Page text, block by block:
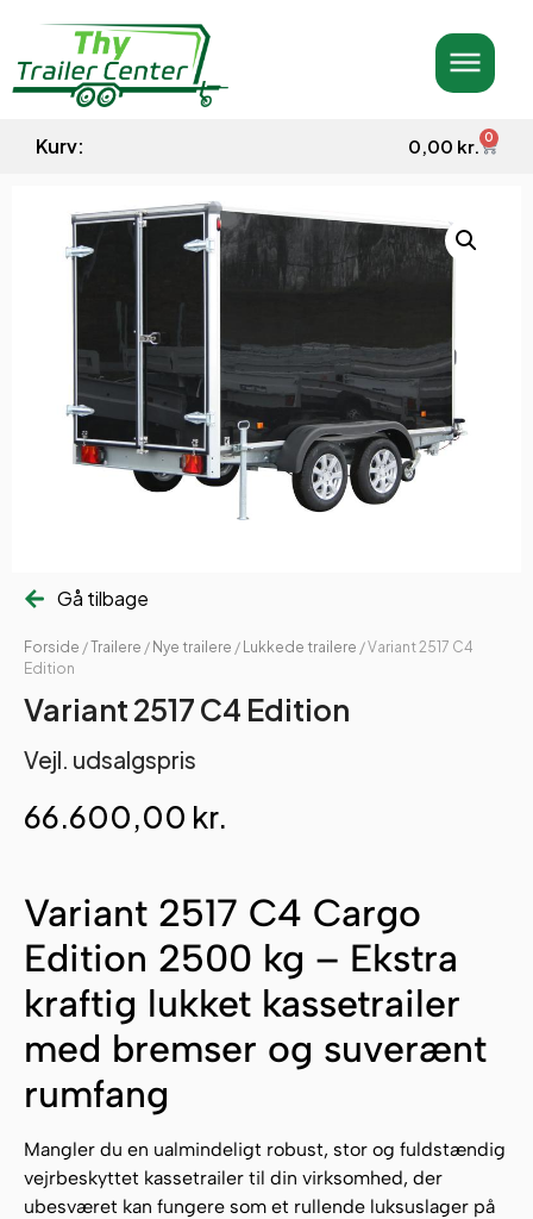
Kurv: 0,00 kr. 0
Gå tilbage
Forside /Trailere / Nye trailere / Lukkede trailere / Variant 2517 C4
Edition
Variant 2517 C4 Edition
Vejl. udsalgspris
66.600,00 kr.
Variant 2517 C4 Cargo
Edition 2500 kg – Ekstra
kraftig lukket kassetrailer
med bremser og suverænt
rumfang
Mangler du en ualmindeligt robust, stor og fuldstændig
vejrbeskyttet kassetrailer til din virksomhed, der
ubesværet kan fungere som et rullende luksuslager på